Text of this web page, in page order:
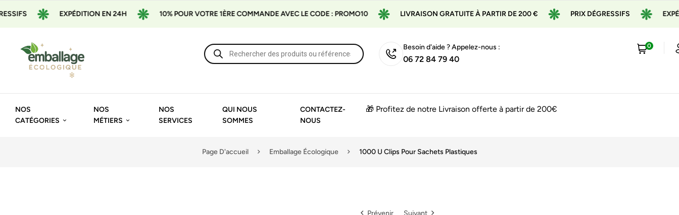
EXPÉDITION EN 24H 10% POUR VOTRE 1ÈRE COMMANDE AVEC LE CODE : PROMO10 LIVRAISON GRATUITE À PARTIR DE 200 € PRIX DÉGRESSIFS
Besoin d'aide ? Appelez-nous :
06 72 84 79 40
0
NOS
CATÉGORIES
NOS
MÉTIERS
NOS
SERVICES
QUI NOUS
SOMMES
CONTACTEZ-
NOUS
🎁 Profitez de notre Livraison offerte à partir de 200€
Page D'accueil Emballage Écologique 1000 U Clips Pour Sachets Plastiques